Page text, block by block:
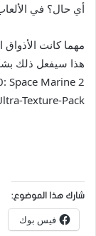
أي حال؟ في
مهما كانت الأذواق
هذا سيفعل ذلك
Texture-Pack.
شارك هذا الموضوع:
فيس بوك